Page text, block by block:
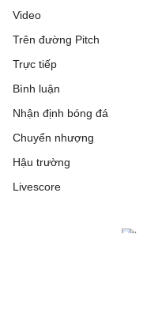
Rakow Czestochowa
Beitar Jerusalem
FC Twente
Hapoel Tel Aviv
Video
Trên đường Pitch
Trực tiếp
Bình luận
Nhận định bóng đá
Chuyển nhượng
Hậu trường
Livescore